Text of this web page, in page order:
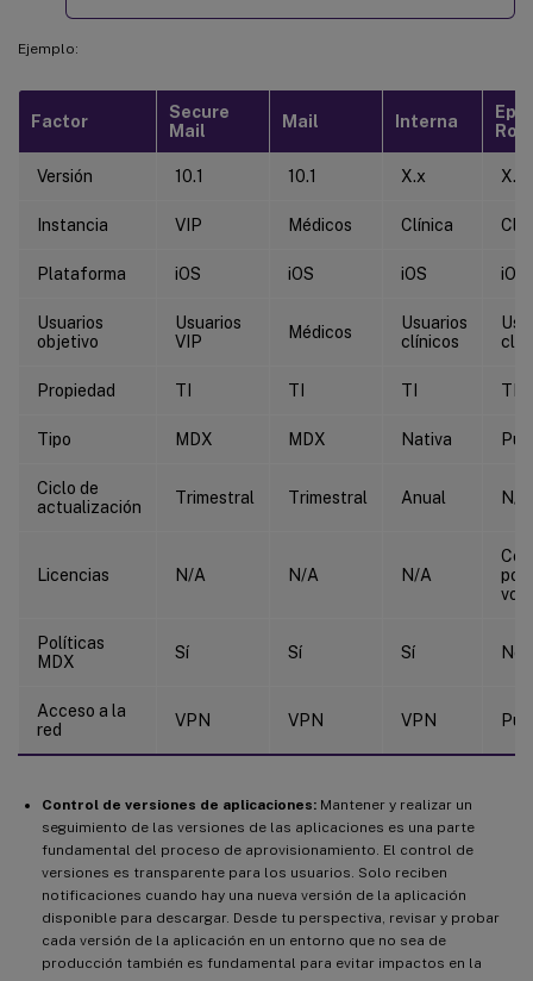
Ejemplo:
Factor
Secure
Mail
Mail Interna
Epic
Versión 10.1 10.1 X.x X.x
Instancia VIP Médicos Clínica
Plataforma iOS iOS iOS iOS
Usuarios
objetivo
Usuarios
VIP
Médicos
Usuarios
clínicos
Propiedad TI TI TI TI
Tipo MDX MDX Nativa
Ciclo de
actualización
Trimestral Trimestral Anual N/A
Licencias N/A N/A N/A
por
Políticas
MDX
Sí Sí Sí No
Acceso a la
red
VPN VPN VPN
Control de versiones de aplicaciones: Mantener y realizar un
seguimiento de las versiones de las aplicaciones es una parte
fundamental del proceso de aprovisionamiento. El control de
versiones es transparente para los usuarios. Solo reciben
notificaciones cuando hay una nueva versión de la aplicación
disponible para descargar. Desde tu perspectiva, revisar y probar
cada versión de la aplicación en un entorno que no sea de
producción también es fundamental para evitar impactos en la